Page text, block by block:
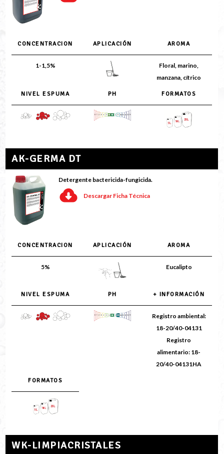
CONCENTRACION APLICACIÓN AROMA
1-1,5%
Floral, marino,
manzana, cítrico
NIVEL ESPUMA PH FORMATOS
AK-GERMA DT
Detergente bactericida-fungicida.
Descargar Ficha Técnica
CONCENTRACION APLICACIÓN AROMA
5% Eucalipto
NIVEL ESPUMA PH + INFORMACIÓN
Registro ambiental:
18-20/40-04131
Registro
alimentario: 18-
20/40-04131HA
FORMATOS
WK-LIMPIACRISTALES